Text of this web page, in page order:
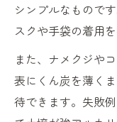
シンプルなもので
スクや手袋の着用を
また、ナメクジや
表にくん炭を薄く
待できます。失敗